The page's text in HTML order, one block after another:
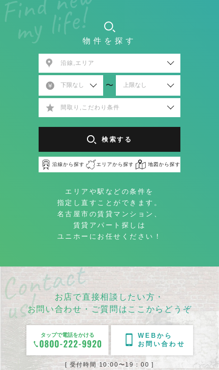
物件を探す
沿線,エリア
〜
間取り,こだわり条件
検索する
沿線から探す エリアから探す 地図から探す
エリアや駅などの条件を
指定し直すことができます。
名古屋市の賃貸マンション、
賃貸アパート探しは
ユニホーにお任せください！
お店で直接相談したい方・
お問い合わせ・ご質問はここからどうぞ
タップで電話をかける
WEBから
お問い合わせ
[ 受付時間 10:00〜19：00 ]